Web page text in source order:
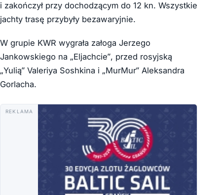
i zakończył przy dochodzącym do 12 kn. Wszystkie
jachty trasę przybyły bezawaryjnie.
W grupie KWR wygrała załoga Jerzego
Jankowskiego na „Eljachcie”, przed rosyjską
„Yulią” Valeriya Soshkina i „MurMur” Aleksandra
Gorlacha.
REKLAMA